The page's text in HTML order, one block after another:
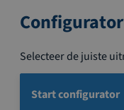
Configurator
Selecteer de juiste
Start configurator